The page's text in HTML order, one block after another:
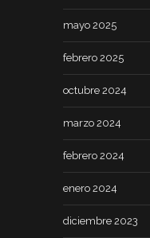
mayo 2025
febrero 2025
octubre 2024
marzo 2024
febrero 2024
enero 2024
diciembre 2023